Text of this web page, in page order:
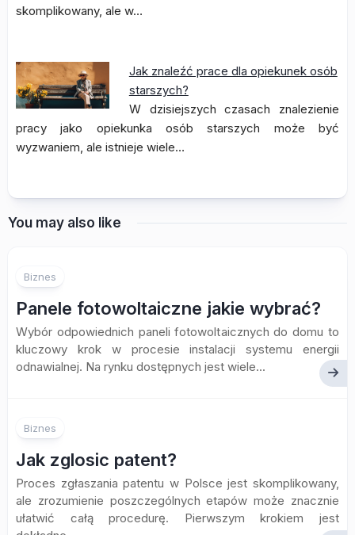
skomplikowany, ale w…
Jak znaleźć prace dla opiekunek osób
starszych?
W dzisiejszych czasach znalezienie
pracy jako opiekunka osób starszych może być
wyzwaniem, ale istnieje wiele…
You may also like
Biznes
Panele fotowoltaiczne jakie wybrać?
Wybór odpowiednich paneli fotowoltaicznych do domu to
kluczowy krok w procesie instalacji systemu energii
odnawialnej. Na rynku dostępnych jest wiele...
Biznes
Jak zglosic patent?
Proces zgłaszania patentu w Polsce jest skomplikowany,
ale zrozumienie poszczególnych etapów może znacznie
ułatwić całą procedurę. Pierwszym krokiem jest